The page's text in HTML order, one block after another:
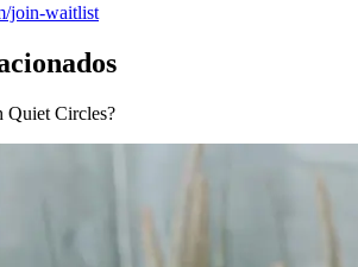
join-waitlist
Quiet Circles?